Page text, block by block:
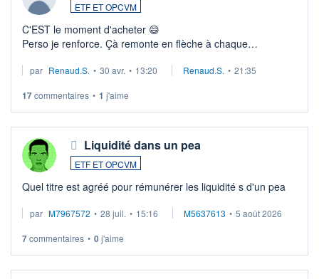
ETF ET OPCVM
C'EST le moment d'acheter 😄​
Perso je renforce. Çà remonte en flèche à chaque
Investissement long terme tip top pour sa retraite.
par Renaud.S. • 30 avr. • 13:20 Renaud.S. • 21:35
17commentaires • 1 j'aime
Liquidité dans un pea
ETF ET OPCVM
Quel titre est agréé pour rémunérer les liquidité s d'un pea
par M7967572 • 28 juil. • 15:16 M5637613 • 5 août 2026
7commentaires • 0j'aime